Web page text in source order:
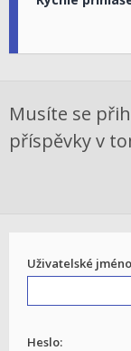
Musíte se
příspěvky v
Uživatelské
Heslo: